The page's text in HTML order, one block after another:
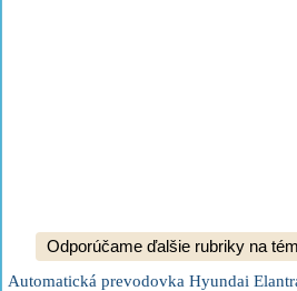
Odporúčame ďalšie rubriky na
Automatická prevodovka Hyundai